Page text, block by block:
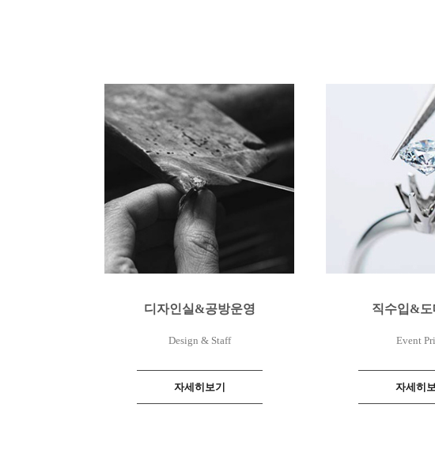
디자인실&공방운영
Design & Staff
자세히보기
직수입&도
Event
자세히